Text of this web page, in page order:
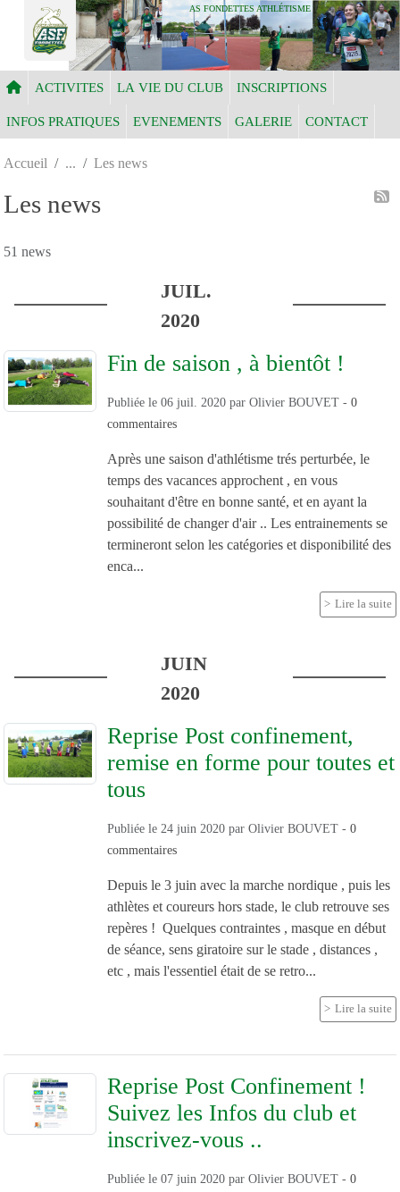
AS FONDETTES ATHLÉTISME
ACTIVITES LA VIE DU CLUB INSCRIPTIONS
INFOS PRATIQUES EVENEMENTS GALERIE CONTACT
Accueil Les news
Les news
51 news
JUIL.
2020
Fin de saison , à bientôt !
Publiée le 06 juil. 2020 par Olivier BOUVET - 0
commentaires
Après une saison d'athlétisme trés perturbée, le
temps des vacances approchent , en vous
souhaitant d'être en bonne santé, et en ayant la
possibilité de changer d'air .. Les entrainements se
termineront selon les catégories et disponibilité des
enca...
Lire la suite
JUIN
2020
Reprise Post confinement,
remise en forme pour toutes et
tous
Publiée le 24 juin 2020 par Olivier BOUVET - 0
commentaires
Depuis le 3 juin avec la marche nordique , puis les
athlètes et coureurs hors stade, le club retrouve ses
repères ! Quelques contraintes , masque en début
de séance, sens giratoire sur le stade , distances ,
etc , mais l'essentiel était de se retro...
Lire la suite
Reprise Post Confinement !
Suivez les Infos du club et
inscrivez-vous ..
Publiée le 07 juin 2020 par Olivier BOUVET - 0
Panneau de gestion des cookies